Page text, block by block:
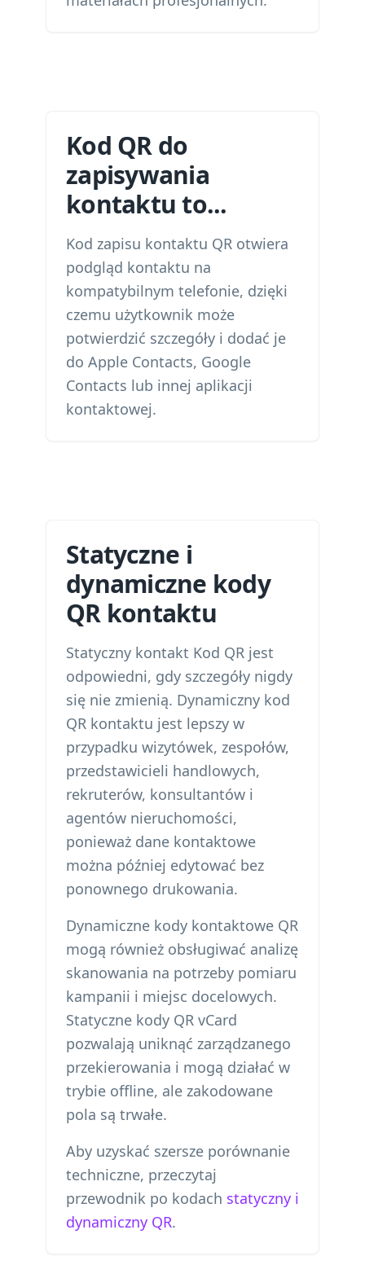
Kod QR do
zapisywania
kontaktu to...
Kod zapisu kontaktu QR otwiera
podgląd kontaktu na
kompatybilnym telefonie, dzięki
czemu użytkownik może
potwierdzić szczegóły i dodać je
do Apple Contacts, Google
Contacts lub innej aplikacji
kontaktowej.
Statyczne i
dynamiczne kody
QR kontaktu
Statyczny kontakt Kod QR jest
odpowiedni, gdy szczegóły nigdy
się nie zmienią. Dynamiczny kod
QR kontaktu jest lepszy w
przypadku wizytówek, zespołów,
przedstawicieli handlowych,
rekruterów, konsultantów i
agentów nieruchomości,
ponieważ dane kontaktowe
można później edytować bez
ponownego drukowania.
Dynamiczne kody kontaktowe QR
mogą również obsługiwać analizę
skanowania na potrzeby pomiaru
kampanii i miejsc docelowych.
Statyczne kody QR vCard
pozwalają uniknąć zarządzanego
przekierowania i mogą działać w
trybie offline, ale zakodowane
pola są trwałe.
Aby uzyskać szersze porównanie
techniczne, przeczytaj
przewodnik po kodach statyczny i
dynamiczny QR.